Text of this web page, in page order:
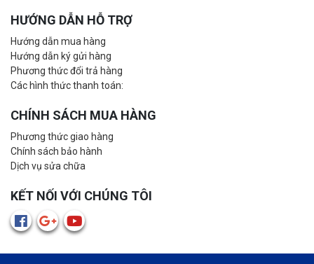
HƯỚNG DẪN HỖ TRỢ
Hướng dẫn mua hàng
Hướng dẫn ký gửi hàng
Phương thức đổi trả hàng
Các hình thức thanh toán:
CHÍNH SÁCH MUA HÀNG
Phương thức giao hàng
Chính sách bảo hành
Dịch vụ sửa chữa
KẾT NỐI VỚI CHÚNG TÔI